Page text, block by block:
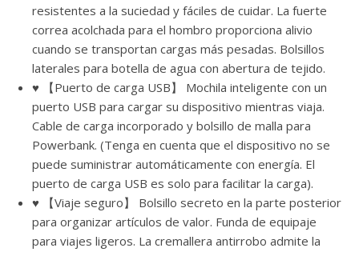
resistentes a la suciedad y fáciles de cuidar. La fuerte
correa acolchada para el hombro proporciona alivio
cuando se transportan cargas más pesadas. Bolsillos
laterales para botella de agua con abertura de tejido.
♥ 【Puerto de carga USB】 Mochila inteligente con un
puerto USB para cargar su dispositivo mientras viaja.
Cable de carga incorporado y bolsillo de malla para
Powerbank. (Tenga en cuenta que el dispositivo no se
puede suministrar automáticamente con energía. El
puerto de carga USB es solo para facilitar la carga).
♥ 【Viaje seguro】 Bolsillo secreto en la parte posterior
para organizar artículos de valor. Funda de equipaje
para viajes ligeros. La cremallera antirrobo admite la